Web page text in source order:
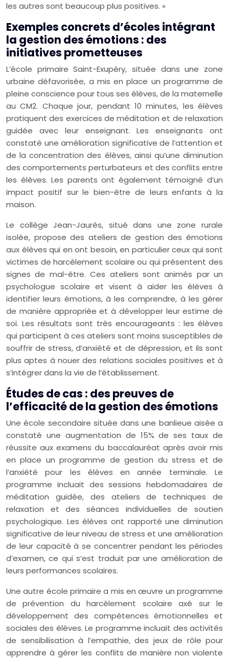
les autres sont beaucoup plus positives. »
Exemples concrets d’écoles intégrant
la gestion des émotions : des
initiatives prometteuses
L’école primaire Saint-Exupéry, située dans une zone
urbaine défavorisée, a mis en place un programme de
pleine conscience pour tous ses élèves, de la maternelle
au CM2. Chaque jour, pendant 10 minutes, les élèves
pratiquent des exercices de méditation et de relaxation
guidée avec leur enseignant. Les enseignants ont
constaté une amélioration significative de l’attention et
de la concentration des élèves, ainsi qu’une diminution
des comportements perturbateurs et des conflits entre
les élèves. Les parents ont également témoigné d’un
impact positif sur le bien-être de leurs enfants à la
maison.
Le collège Jean-Jaurès, situé dans une zone rurale
isolée, propose des ateliers de gestion des émotions
aux élèves qui en ont besoin, en particulier ceux qui sont
victimes de harcèlement scolaire ou qui présentent des
signes de mal-être. Ces ateliers sont animés par un
psychologue scolaire et visent à aider les élèves à
identifier leurs émotions, à les comprendre, à les gérer
de manière appropriée et à développer leur estime de
soi. Les résultats sont très encourageants : les élèves
qui participent à ces ateliers sont moins susceptibles de
souffrir de stress, d’anxiété et de dépression, et ils sont
plus aptes à nouer des relations sociales positives et à
s’intégrer dans la vie de l’établissement.
Études de cas : des preuves de
l’efficacité de la gestion des émotions
Une école secondaire située dans une banlieue aisée a
constaté une augmentation de 15% de ses taux de
réussite aux examens du baccalauréat après avoir mis
en place un programme de gestion du stress et de
l’anxiété pour les élèves en année terminale. Le
programme incluait des sessions hebdomadaires de
méditation guidée, des ateliers de techniques de
relaxation et des séances individuelles de soutien
psychologique. Les élèves ont rapporté une diminution
significative de leur niveau de stress et une amélioration
de leur capacité à se concentrer pendant les périodes
d’examen, ce qui s’est traduit par une amélioration de
leurs performances scolaires.
Une autre école primaire a mis en œuvre un programme
de prévention du harcèlement scolaire axé sur le
développement des compétences émotionnelles et
sociales des élèves. Le programme incluait des activités
de sensibilisation à l’empathie, des jeux de rôle pour
apprendre à gérer les conflits de manière non violente